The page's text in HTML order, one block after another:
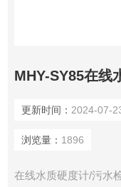
更新时间： 2024-07-
浏览量： 1896
在线水质硬度计/污水